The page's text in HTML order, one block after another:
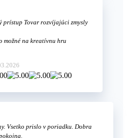
prístup Tovar rozvíjajúci zmysly
možné na kreatívnu hru
Vsetko prislo v poriadku. Dobra